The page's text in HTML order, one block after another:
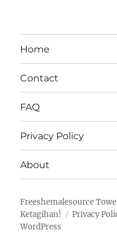
Home
Contact
FAQ
Privacy Policy
About
Freeshemalesource
Ketagihan!
Privacy
WordPress